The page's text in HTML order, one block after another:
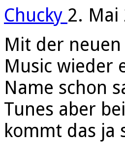
Chucky 2. Mai
Mit der
Music wieder
Name schon
Tunes aber
kommt das ja